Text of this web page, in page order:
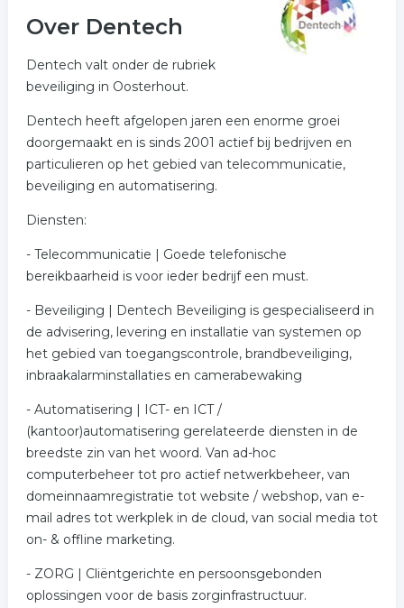
Over Dentech
Dentech valt onder de rubriek
beveiliging in Oosterhout.
Dentech heeft afgelopen jaren een enorme groei
doorgemaakt en is sinds 2001 actief bij bedrijven en
particulieren op het gebied van telecommunicatie,
beveiliging en automatisering.
Diensten:
- Telecommunicatie | Goede telefonische
bereikbaarheid is voor ieder bedrijf een must.
- Beveiliging | Dentech Beveiliging is gespecialiseerd in
de advisering, levering en installatie van systemen op
het gebied van toegangscontrole, brandbeveiliging,
inbraakalarminstallaties en camerabewaking
- Automatisering | ICT- en ICT /
(kantoor)automatisering gerelateerde diensten in de
breedste zin van het woord. Van ad-hoc
computerbeheer tot pro actief netwerkbeheer, van
domeinnaamregistratie tot website / webshop, van e-
mail adres tot werkplek in de cloud, van social media tot
on- & offline marketing.
- ZORG | Cliëntgerichte en persoonsgebonden
oplossingen voor de basis zorginfrastructuur.